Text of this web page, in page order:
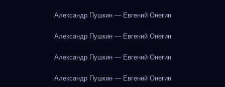
Александр Пушкин — Евгений Онегин
Александр Пушкин — Евгений Онегин
Александр Пушкин — Евгений Онегин
Александр Пушкин — Евгений Онегин